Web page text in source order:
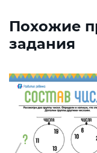
Похожие
задания